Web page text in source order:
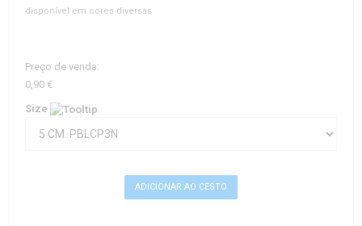
disponível em cores diversas
Preço de venda:
0,90 €
Size